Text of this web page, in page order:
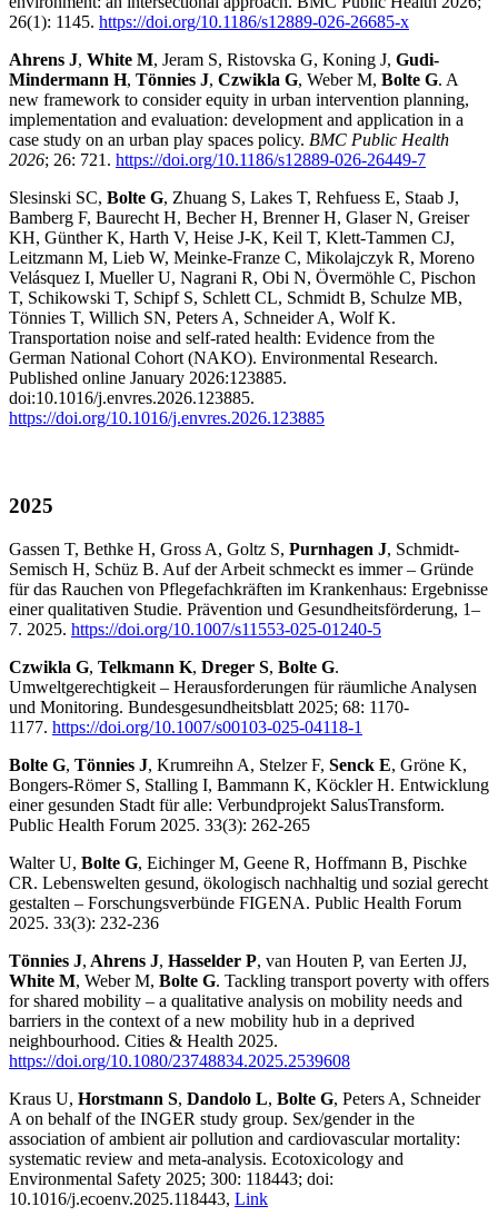
26(1): 1145. https://doi.org/10.1186/s12889-026-26685-x
Ahrens J, White M, Jeram S, Ristovska G, Koning J, Gudi-
Mindermann H, Tönnies J, Czwikla G, Weber M, Bolte G. A
new framework to consider equity in urban intervention planning,
implementation and evaluation: development and application in a
case study on an urban play spaces policy. BMC Public Health
2026; 26: 721. https://doi.org/10.1186/s12889-026-26449-7
Slesinski SC, Bolte G, Zhuang S, Lakes T, Rehfuess E, Staab J,
Bamberg F, Baurecht H, Becher H, Brenner H, Glaser N, Greiser
KH, Günther K, Harth V, Heise J-K, Keil T, Klett-Tammen CJ,
Leitzmann M, Lieb W, Meinke-Franze C, Mikolajczyk R, Moreno
Velásquez I, Mueller U, Nagrani R, Obi N, Övermöhle C, Pischon
T, Schikowski T, Schipf S, Schlett CL, Schmidt B, Schulze MB,
Tönnies T, Willich SN, Peters A, Schneider A, Wolf K.
Transportation noise and self-rated health: Evidence from the
German National Cohort (NAKO). Environmental Research.
Published online January 2026:123885.
doi:10.1016/j.envres.2026.123885.
https://doi.org/10.1016/j.envres.2026.123885
2025
Gassen T, Bethke H, Gross A, Goltz S, Purnhagen J, Schmidt-
Semisch H, Schüz B. Auf der Arbeit schmeckt es immer – Gründe
für das Rauchen von Pflegefachkräften im Krankenhaus: Ergebnisse
einer qualitativen Studie. Prävention und Gesundheitsförderung, 1–
7. 2025. https://doi.org/10.1007/s11553-025-01240-5
Czwikla G, Telkmann K, Dreger S, Bolte G.
Umweltgerechtigkeit – Herausforderungen für räumliche Analysen
und Monitoring. Bundesgesundheitsblatt 2025; 68: 1170-
1177. https://doi.org/10.1007/s00103-025-04118-1
Bolte G, Tönnies J, Krumreihn A, Stelzer F, Senck E, Gröne K,
Bongers-Römer S, Stalling I, Bammann K, Köckler H. Entwicklung
einer gesunden Stadt für alle: Verbundprojekt SalusTransform.
Public Health Forum 2025. 33(3): 262-265
Walter U, Bolte G, Eichinger M, Geene R, Hoffmann B, Pischke
CR. Lebenswelten gesund, ökologisch nachhaltig und sozial gerecht
gestalten – Forschungsverbünde FIGENA. Public Health Forum
2025. 33(3): 232-236
Tönnies J, Ahrens J, Hasselder P, van Houten P, van Eerten JJ,
White M, Weber M, Bolte G. Tackling transport poverty with offers
for shared mobility – a qualitative analysis on mobility needs and
barriers in the context of a new mobility hub in a deprived
neighbourhood. Cities & Health 2025.
https://doi.org/10.1080/23748834.2025.2539608
Kraus U, Horstmann S, Dandolo L, Bolte G, Peters A, Schneider
A on behalf of the INGER study group. Sex/gender in the
association of ambient air pollution and cardiovascular mortality:
systematic review and meta-analysis. Ecotoxicology and
Environmental Safety 2025; 300: 118443; doi:
10.1016/j.ecoenv.2025.118443, Link